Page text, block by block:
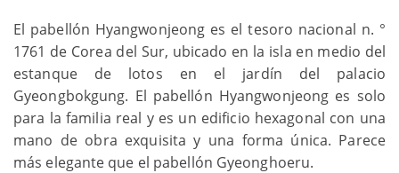
El pabellón Hyangwonjeong es el tesoro nacional n. °
1761 de Corea del Sur, ubicado en la isla en medio del
estanque de lotos en el jardín del palacio
Gyeongbokgung. El pabellón Hyangwonjeong es solo
para la familia real y es un edificio hexagonal con una
mano de obra exquisita y una forma única. Parece
más elegante que el pabellón Gyeonghoeru.